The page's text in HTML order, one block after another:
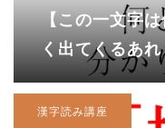
【この一文字
く出てくるあ
めますか？
漢字読み講座